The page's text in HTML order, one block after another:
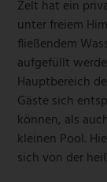
Zelt hat ein
unter freiem
fließendem
aufgefüllt
Hauptbereich
Gäste sich
können, als
kleinen Pool.
sich von der